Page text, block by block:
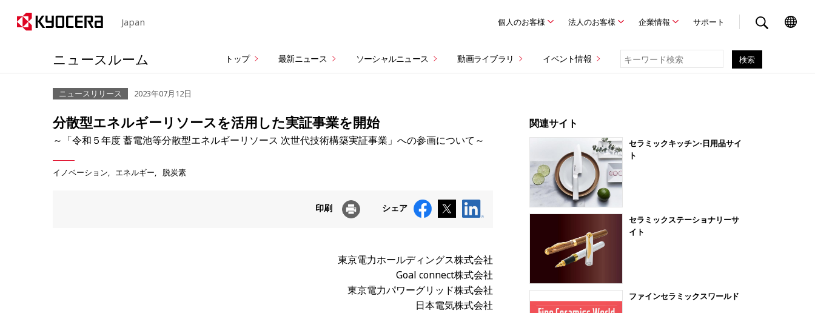
Japan 個人のお客様 法人のお客様 企業情報 サポート
ニュースルーム トップ 最新ニュース ソーシャルニュース 動画ライブラリ イベント情報
ニュースリリース 2023年07月12日
分散型エネルギーリソースを活用した実証事業を開始
～「令和５年度 蓄電池等分散型エネルギーリソース 次世代技術構築実証事業」への参画について～
イノベーション エネルギー 脱炭素
印刷 シェア
東京電力ホールディングス株式会社
Goal connect株式会社
東京電力パワーグリッド株式会社
日本電気株式会社
関連サイト
セラミックキッチン·日用品サイ
ト
セラミックステーショナリーサ
イト
ファインセラミックスワールド